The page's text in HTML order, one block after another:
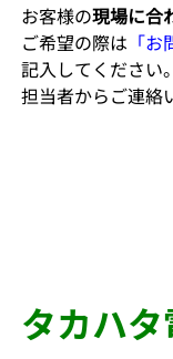
お客様の現場に合
ご希望の際は 「
記入してください。
担当者からご連絡
タカハ